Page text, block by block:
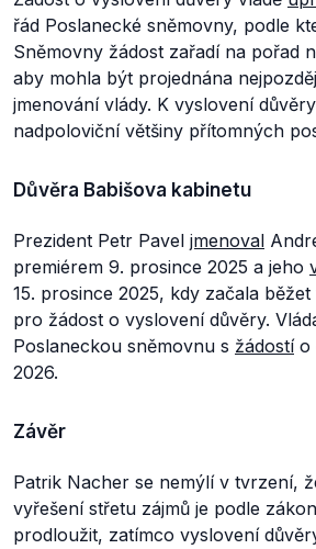
řád Poslanecké sněmovny, podle
Sněmovny žádost zařadí na pořad
aby mohla být projednána
jmenování vlády. K vyslovení
nadpoloviční většiny přítomných
Důvěra Babišova kabinetu
Prezident Petr Pavel jmenoval
premiérem 9. prosince 2025 a jeho
15. prosince 2025, kdy začala
pro žádost o vyslovení důvěry.
Poslaneckou sněmovnu s žádostío
2026.
Závěr
Patrik Nacher se nemýlí v tvrzení,
vyřešení střetu zájmů je podle
prodloužit, zatímco vyslovení